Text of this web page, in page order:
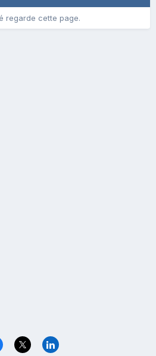
regarde cette page.